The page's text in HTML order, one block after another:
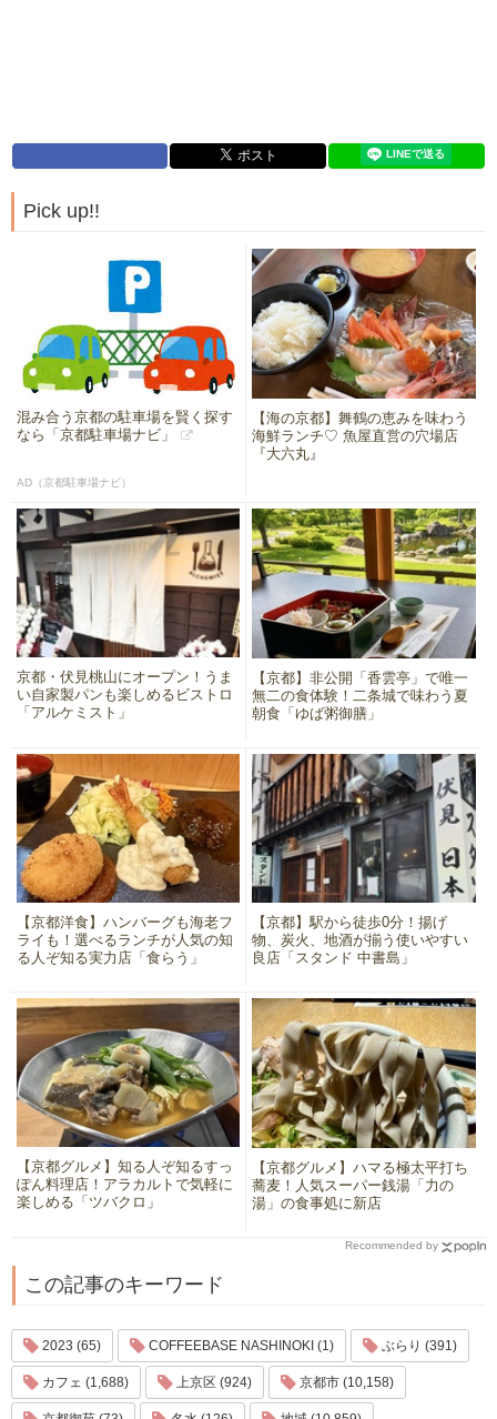
Pick up!!
混み合う京都の駐車場を賢く探す
なら「京都駐車場ナビ」
AD（京都駐車場ナビ）
【海の京都】舞鶴の恵みを味わう
海鮮ランチ♡ 魚屋直営の穴場店
『大六丸』
京都・伏見桃山にオープン！うま
い自家製パンも楽しめるビストロ
「アルケミスト」
【京都】非公開「香雲亭」で唯一
無二の食体験！二条城で味わう夏
朝食「ゆば粥御膳」
【京都洋食】ハンバーグも海老フ
ライも！選べるランチが人気の知
る人ぞ知る実力店「食らう」
【京都】駅から徒歩0分！揚げ
物、炭火、地酒が揃う使いやすい
良店「スタンド 中書島」
【京都グルメ】知る人ぞ知るすっ
ぽん料理店！アラカルトで気軽に
楽しめる「ツバクロ」
【京都グルメ】ハマる極太平打ち
蕎麦！人気スーパー銭湯「力の
湯」の食事処に新店
Recommended by
この記事のキーワード
2023 (65) COFFEEBASE NASHINOKI (1) ぶらり (391)
カフェ (1,688) 上京区 (924) 京都市 (10,158)